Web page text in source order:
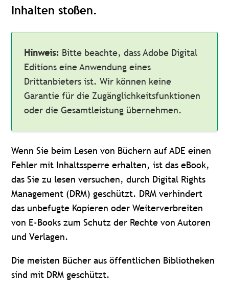
Inhalten stoßen.
Hinweis: Bitte beachte, dass Adobe Digital
Editions eine Anwendung eines
Drittanbieters ist. Wir können keine
Garantie für die Zugänglichkeitsfunktionen
oder die Gesamtleistung übernehmen.
Wenn Sie beim Lesen von Büchern auf ADE einen
Fehler mit Inhaltssperre erhalten, ist das eBook,
das Sie zu lesen versuchen, durch Digital Rights
Management (DRM) geschützt. DRM verhindert
das unbefugte Kopieren oder Weiterverbreiten
von E-Books zum Schutz der Rechte von Autoren
und Verlagen.
Die meisten Bücher aus öffentlichen Bibliotheken
sind mit DRM geschützt.